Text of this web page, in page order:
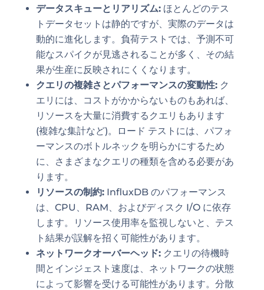
データスキューとリアリズム:ほとんどのテス
トデータセットは静的ですが、実際のデータは
動的に進化します。負荷テストでは、予測不可
能なスパイクが見逃されることが多く、その結
果が生産に反映されにくくなります。
クエリの複雑さとパフォーマンスの変動性:ク
エリには、コストがかからないものもあれば、
リソースを大量に消費するクエリもあります
(複雑な集計など)。ロード テストには、パフォ
ーマンスのボトルネックを明らかにするため
に、さまざまなクエリの種類を含める必要があ
ります。
リソースの制約:InfluxDB のパフォーマンス
は、CPU、RAM、およびディスク I/O に依存
します。リソース使用率を監視しないと、テス
ト結果が誤解を招く可能性があります。
ネットワークオーバーヘッド:クエリの待機時
間とインジェスト速度は、ネットワークの状態
によって影響を受ける可能性があります。分散